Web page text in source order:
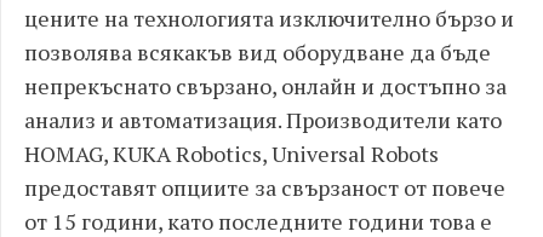
цените на технологията изключително бързо и
позволява всякакъв вид оборудване да бъде
непрекъснато свързано, онлайн и достъпно за
анализ и автоматизация. Производители като
HOMAG, KUKA Robotics, Universal Robots
предоставят опциите за свързаност от повече
от 15 години, като последните години това е